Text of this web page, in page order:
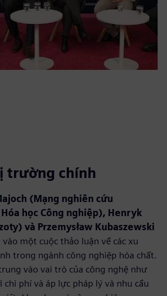
trường chính
(Mạng nghiên cứu
học Công nghiệp), Henryk
và Przemysław Kubaszewski
một cuộc thảo luận về các xu
trong ngành công nghiệp hóa chất.
vào vai trò của công nghệ như
phí và áp lực pháp lý và nhu cầu